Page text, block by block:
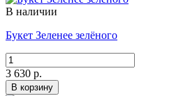
В наличии
Букет Зеленее зелёного
3 630 р.
В корзину